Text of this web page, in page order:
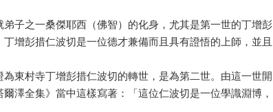
子之一桑傑耶西（佛智）的化身，尤其是第一世的丁增彭
增彭措仁波切是一位德才兼備而且具有證悟的上師，並且
東村寺丁增彭措仁波切的轉世，是為第二世。由這一世開
澤全集》當中這樣寫著：「這位仁波切是一位學識淵博，